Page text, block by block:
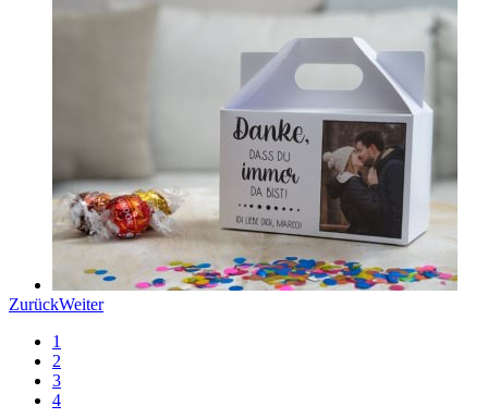
ZurückWeiter
1
2
3
4